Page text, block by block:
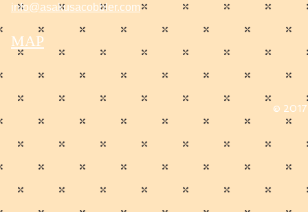
info@asakusacobbler.com
MAP
© 2017